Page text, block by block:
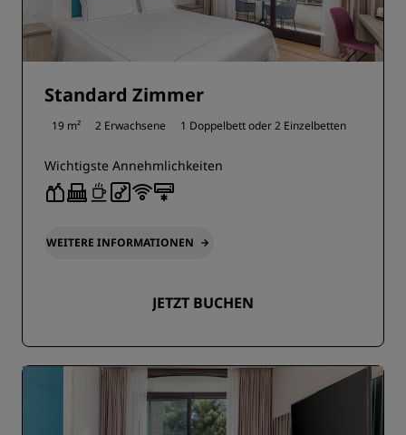
Standard Zimmer
19 m² 2 Erwachsene 1 Doppelbett oder2 Einzelbetten
Wichtigste Annehmlichkeiten
WEITERE INFORMATIONEN
JETZT BUCHEN